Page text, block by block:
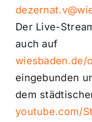
Der Live-
auch auf
wiesbaden.de/
eingebunden
dem
youtube.com/